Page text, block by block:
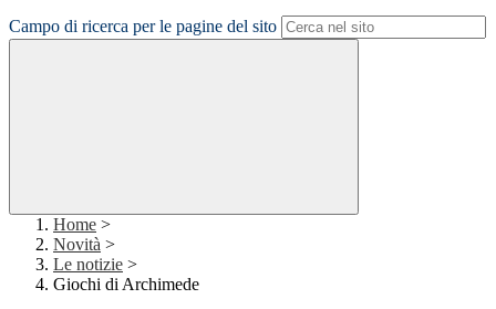
Campo di ricerca per le pagine del sito
Home >
Novità >
Le notizie >
Giochi di Archimede